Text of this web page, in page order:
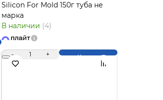
Silicon For Mold 150г туба не
марка
В наличии (4)
- 1 + Купить